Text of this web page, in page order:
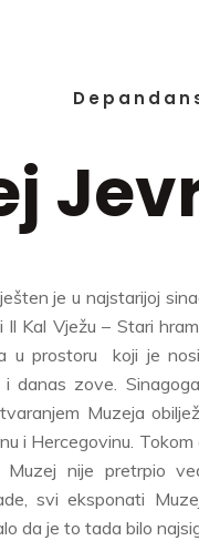
je u najstarijoj
Il Kal Vježu – Stari
u prostoru koji je
i danas zove.
Muzeja
i Hercegovinu.
Muzej nije pretrpio
svi eksponati
da je to tada bilo